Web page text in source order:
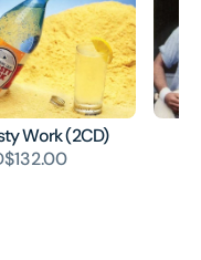
Work (2CD)